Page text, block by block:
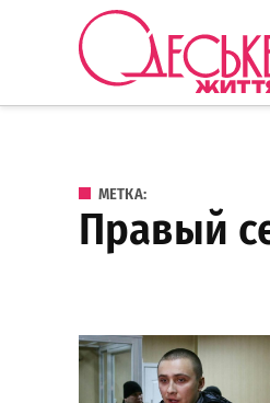
Перейти к содержанию
МЕТКА:
правый